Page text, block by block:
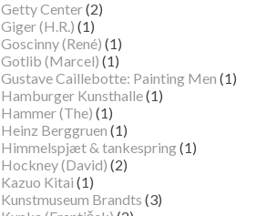
Getty Center(2)
Giger (H.R.) (1)
Goscinny (René) (1)
Gotlib (Marcel) (1)
Gustave Caillebotte: Painting Men (1)
Hamburger Kunsthalle(1)
Hammer (The) (1)
Heinz Berggruen (1)
Himmelspjæt & tankespring(1)
Hockney (David) (2)
Kazuo Kitai (1)
Kunstmuseum Brandts (3)